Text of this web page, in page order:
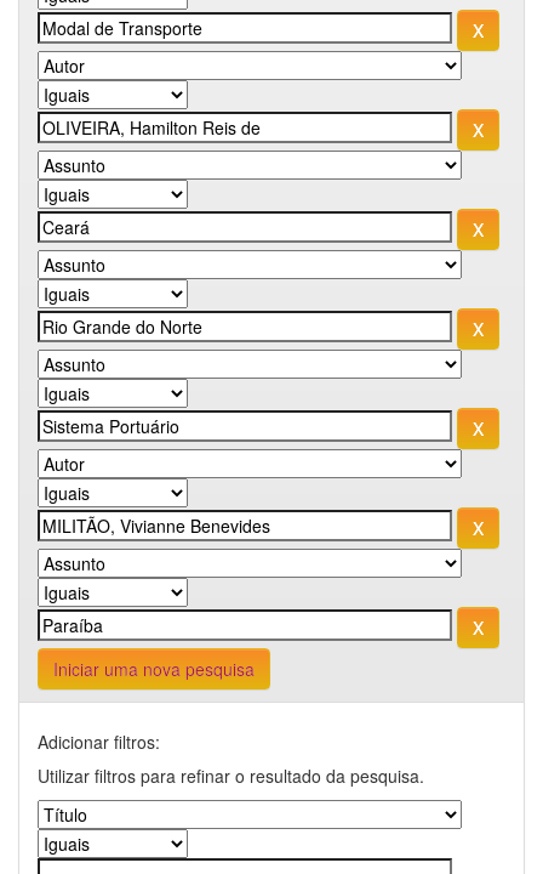
Iniciar uma nova pesquisa
Adicionar filtros:
Utilizar filtros para refinar o resultado da pesquisa.